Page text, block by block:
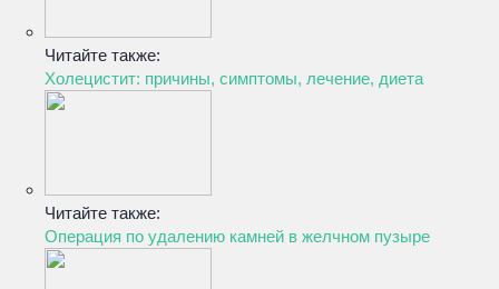
Читайте также:
Холецистит: причины, симптомы, лечение, диета
Читайте также:
Операция по удалению камней в желчном пузыре